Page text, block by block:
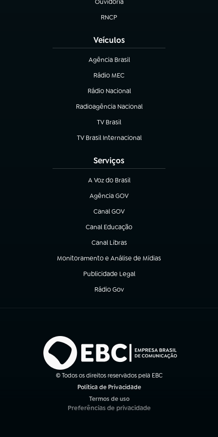
Ouvidoria
(abre em nova aba)
RNCP
(abre em nova aba)
Veículos
Agência Brasil
(abre em nova aba)
Rádio MEC
(abre em nova aba)
Rádio Nacional
Radioagência Nacional
(abre em nova aba)
TV Brasil
(abre em nova aba)
TV Brasil Internacional
(abre em nova aba)
Serviços
A Voz do Brasil
(abre em nova aba)
Agência GOV
(abre em nova aba)
Canal GOV
(abre em nova aba)
Canal Educação
(abre em nova aba)
Canal Libras
(abre em nova aba)
Monitoramento e Análise de Mídias
(abre em nova aba)
Publicidade Legal
(abre em nova aba)
Rádio Gov
(abre em nova aba)
© Todos os direitos reservados pela EBC
Política de Privacidade
Termos de uso
(abre em nova aba)
Preferências de privacidade